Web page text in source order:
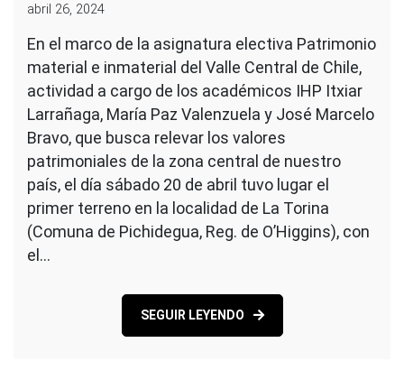
abril 26, 2024
En el marco de la asignatura electiva Patrimonio
material e inmaterial del Valle Central de Chile,
actividad a cargo de los académicos IHP Itxiar
Larrañaga, María Paz Valenzuela y José Marcelo
Bravo, que busca relevar los valores
patrimoniales de la zona central de nuestro
país, el día sábado 20 de abril tuvo lugar el
primer terreno en la localidad de La Torina
(Comuna de Pichidegua, Reg. de O’Higgins), con
el…
SEGUIR LEYENDO